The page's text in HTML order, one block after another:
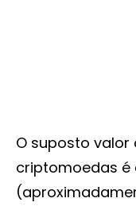
O suposto
criptomoedas é